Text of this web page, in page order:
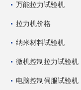
万能拉力试验机
拉力机价格
纳米材料试验机
微机控制拉力试验机
电脑控制伺服试验机